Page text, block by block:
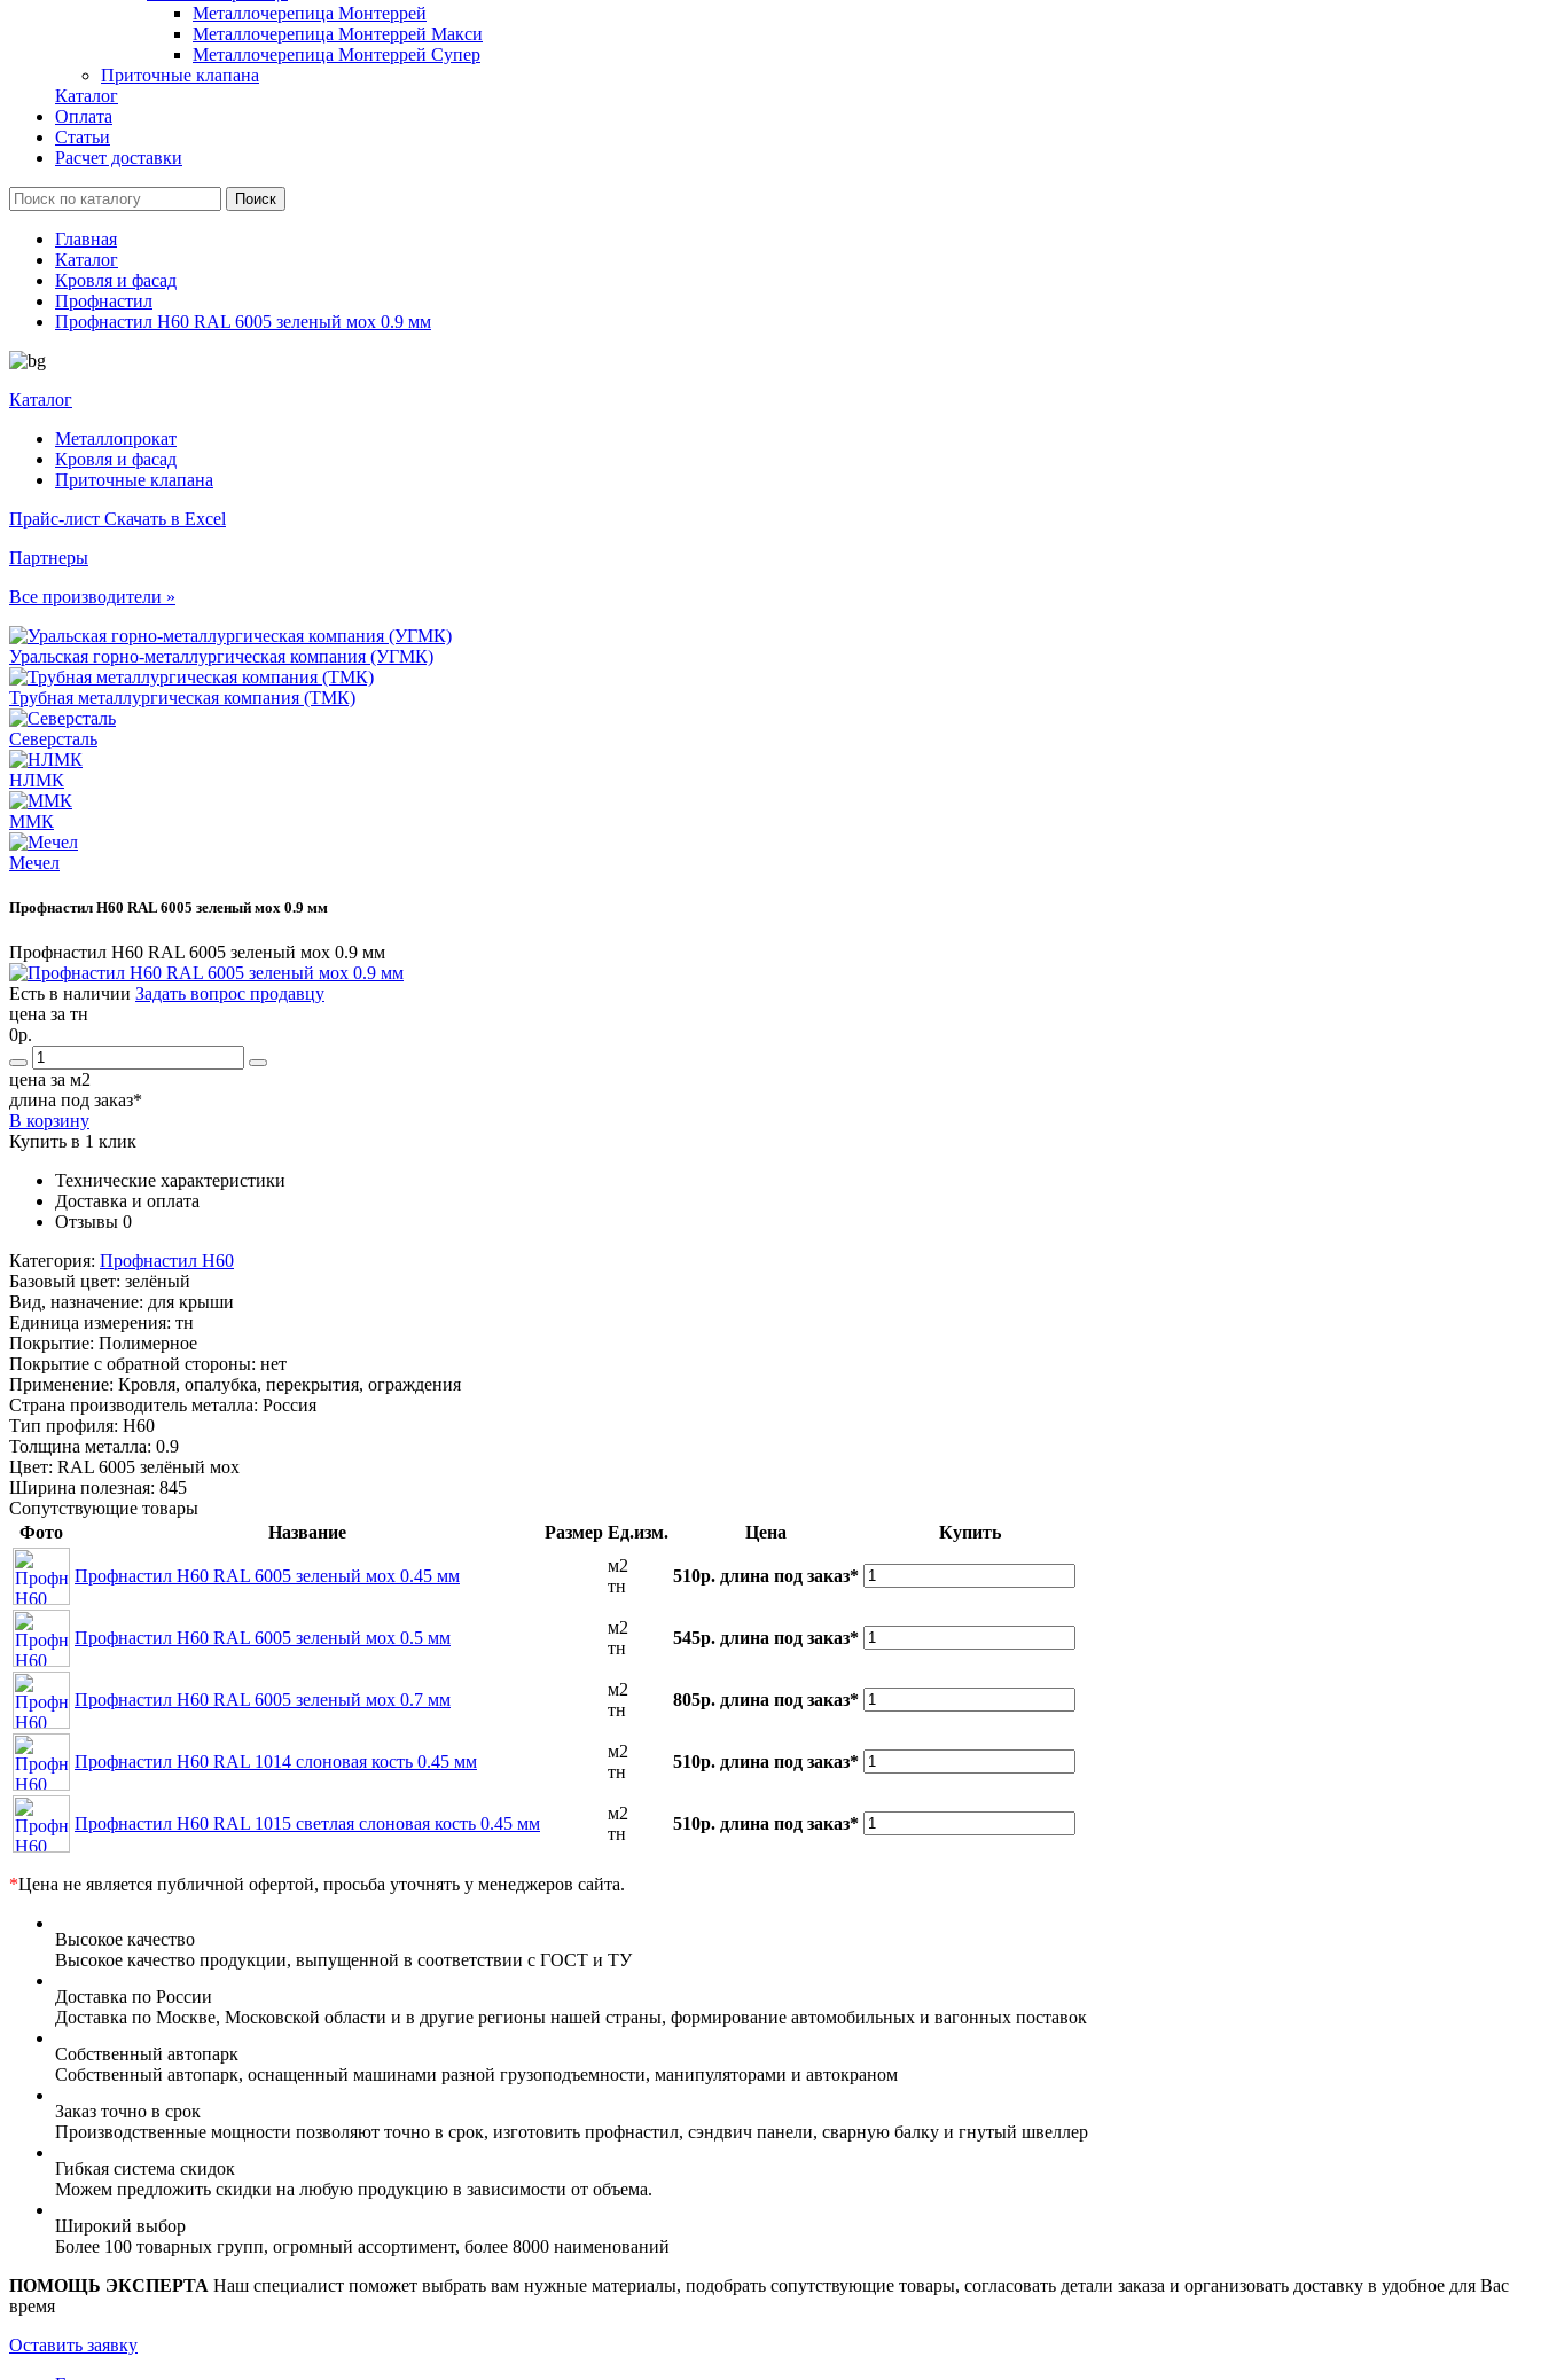
Металлочерепица Монтеррей
Металлочерепица Монтеррей Макси
Металлочерепица Монтеррей Супер
Приточные клапана
Каталог
Оплата
Статьи
Расчет доставки
Главная
Каталог
Кровля и фасад
Профнастил
Профнастил Н60 RAL 6005 зеленый мох 0.9 мм
Каталог
Металлопрокат
Кровля и фасад
Приточные клапана
Прайс-лист Скачать в Excel
Партнеры
Все производители »
Уральская горно-металлургическая компания (УГМК)
Трубная металлургическая компания (ТМК)
Северсталь
НЛМК
ММК
Мечел
Профнастил Н60 RAL 6005 зеленый мох 0.9 мм
Профнастил Н60 RAL 6005 зеленый мох 0.9 мм
Есть в наличии Задать вопрос продавцу
цена за тн
0р.
цена за м2
длина под заказ*
В корзину
Купить в 1 клик
Технические характеристики
Доставка и оплата
Отзывы 0
Категория: Профнастил Н60
Базовый цвет: зелёный
Вид, назначение: для крыши
Единица измерения: тн
Покрытие: Полимерное
Покрытие с обратной стороны: нет
Применение: Кровля, опалубка, перекрытия, ограждения
Страна производитель металла: Россия
Тип профиля: Н60
Толщина металла: 0.9
Цвет: RAL 6005 зелёный мох
Ширина полезная: 845
Сопутствующие товары
Фото
Название Размер Ед.изм. Цена Купить
Профнастил Н60 RAL 6005 зеленый мох 0.45 мм
м2
тн
510р. длина под заказ*
Профнастил Н60 RAL 6005 зеленый мох 0.5 мм
м2
тн
545р. длина под заказ*
Профнастил Н60 RAL 6005 зеленый мох 0.7 мм
м2
тн
805р. длина под заказ*
Профнастил Н60 RAL 1014 слоновая кость 0.45 мм
м2
тн
510р. длина под заказ*
Профнастил Н60 RAL 1015 светлая слоновая кость 0.45 мм
м2
тн
510р. длина под заказ*
*Цена не является публичной офертой, просьба уточнять у менеджеров сайта.
Высокое качество
Высокое качество продукции, выпущенной в соответствии с ГОСТ и ТУ
Доставка по России
Доставка по Москве, Московской области и в другие регионы нашей страны, формирование автомобильных и вагонных поставок
Собственный автопарк
Собственный автопарк, оснащенный машинами разной грузоподъемности, манипуляторами и автокраном
Заказ точно в срок
Производственные мощности позволяют точно в срок, изготовить профнастил, сэндвич панели, сварную балку и гнутый швеллер
Гибкая система скидок
Можем предложить скидки на любую продукцию в зависимости от объема.
Широкий выбор
Более 100 товарных групп, огромный ассортимент, более 8000 наименований
ПОМОЩЬ ЭКСПЕРТА Наш специалист поможет выбрать вам нужные материалы, подобрать сопутствующие товары, согласовать детали заказа и организовать доставку в удобное для Вас
время
Оставить заявку